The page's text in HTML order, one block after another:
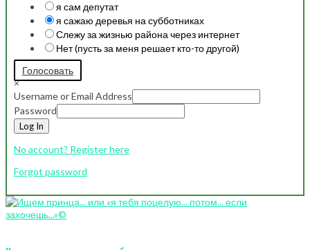
я сам депутат
я сажаю деревья на субботниках
Слежу за жизнью района через интернет
Нет (пусть за меня решает кто-то другой)
Голосовать
×
Username or Email Address
Password
Log In
No account? Register here
Forgot password